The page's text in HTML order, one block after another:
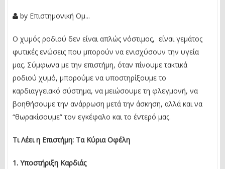
by Επιστημονική Ομ...
Ο χυμός ροδιού δεν είναι απλώς νόστιμος, είναι γεμάτος
φυτικές ενώσεις που μπορούν να ενισχύσουν την υγεία
μας. Σύμφωνα με την επιστήμη, όταν πίνουμε τακτικά
ροδιού χυμό, μπορούμε να υποστηρίξουμε το
καρδιαγγειακό σύστημα, να μειώσουμε τη φλεγμονή, να
βοηθήσουμε την ανάρρωση μετά την άσκηση, αλλά και να
“θωρακίσουμε” τον εγκέφαλο και το έντερό μας.
Τι Λέει η Επιστήμη: Τα Κύρια Οφέλη
1. Υποστήριξη Καρδιάς